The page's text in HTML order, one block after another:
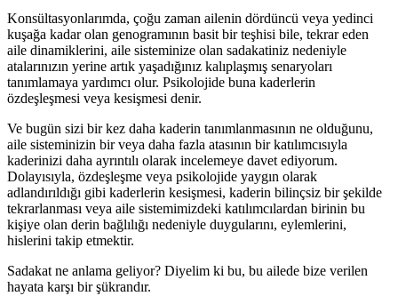
Konsültasyonlarımda, çoğu zaman ailenin dördüncü veya yedinci
kuşağa kadar olan genogramının basit bir teşhisi bile, tekrar eden
aile dinamiklerini, aile sisteminize olan sadakatiniz nedeniyle
atalarınızın yerine artık yaşadığınız kalıplaşmış senaryoları
tanımlamaya yardımcı olur. Psikolojide buna kaderlerin
özdeşleşmesi veya kesişmesi denir.
Ve bugün sizi bir kez daha kaderin tanımlanmasının ne olduğunu,
aile sisteminizin bir veya daha fazla atasının bir katılımcısıyla
kaderinizi daha ayrıntılı olarak incelemeye davet ediyorum.
Dolayısıyla, özdeşleşme veya psikolojide yaygın olarak
adlandırıldığı gibi kaderlerin kesişmesi, kaderin bilinçsiz bir şekilde
tekrarlanması veya aile sistemimizdeki katılımcılardan birinin bu
kişiye olan derin bağlılığı nedeniyle duygularını, eylemlerini,
hislerini takip etmektir.
Sadakat ne anlama geliyor? Diyelim ki bu, bu ailede bize verilen
hayata karşı bir şükrandır.